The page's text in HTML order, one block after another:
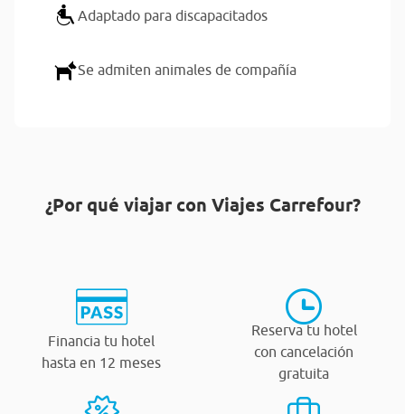
Adaptado para discapacitados
Se admiten animales de compañía
¿Por qué viajar con Viajes Carrefour?
Financia tu hotel
hasta en 12 meses
Reserva tu hotel
con cancelación
gratuita